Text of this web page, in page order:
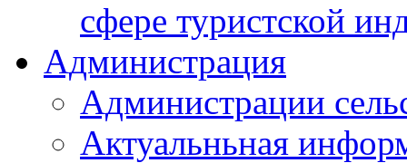
сфере туристской
Администрация
Администрации
Актуальньная